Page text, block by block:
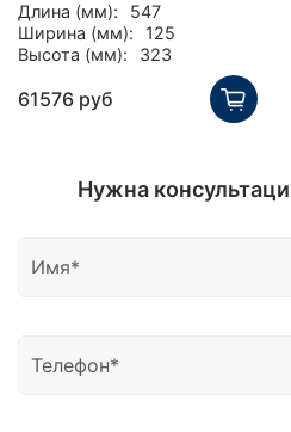
Длина (мм):
547
Ширина (мм):
125
Высота (мм):
323
61576 руб
Нужна